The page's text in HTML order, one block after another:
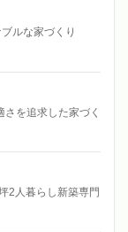
ルな家づくり
を追求した家づく
2人暮らし新築専門